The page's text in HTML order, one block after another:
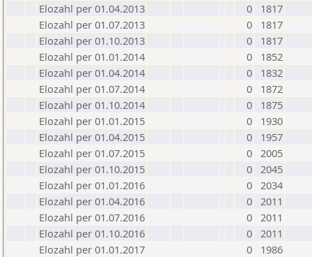
Elozahl per 01.04.2013
0
1817
Elozahl per 01.07.2013
0
1817
Elozahl per 01.10.2013
0
1817
Elozahl per 01.01.2014
0
1852
Elozahl per 01.04.2014
0
1832
Elozahl per 01.07.2014
0
1872
Elozahl per 01.10.2014
0
1875
Elozahl per 01.01.2015
0
1930
Elozahl per 01.04.2015
0
1957
Elozahl per 01.07.2015
0 2005
Elozahl per 01.10.2015
0 2045
Elozahl per 01.01.2016
0 2034
Elozahl per 01.04.2016
0 2011
Elozahl per 01.07.2016
0 2011
Elozahl per 01.10.2016
0 2011
Elozahl per 01.01.2017
0
1986